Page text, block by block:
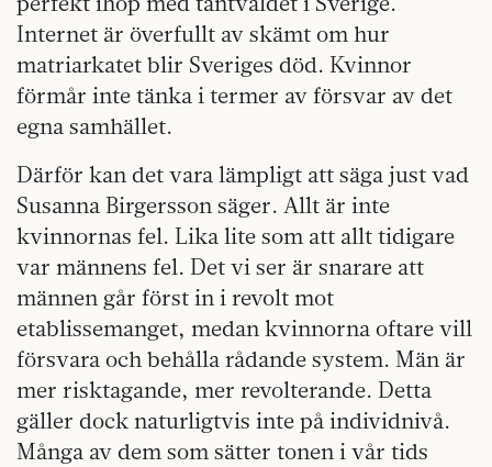
Internet är överfullt av skämt om hur
matriarkatet blir Sveriges död. Kvinnor
förmår inte tänka i termer av försvar av det
egna samhället.
Därför kan det vara lämpligt att säga just vad
Susanna Birgersson säger. Allt är inte
kvinnornas fel. Lika lite som att allt tidigare
var männens fel. Det vi ser är snarare att
männen går först in i revolt mot
etablissemanget, medan kvinnorna oftare vill
försvara och behålla rådande system. Män är
mer risktagande, mer revolterande. Detta
gäller dock naturligtvis inte på individnivå.
Många av dem som sätter tonen i vår tids